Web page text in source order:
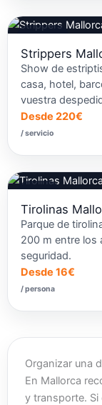
Strippers
Show de
casa, hotel,
vuestra
Desde 220€
/ servicio
Tirolinas
Parque de
200 m entre los
seguridad.
Desde 16€
/ persona
Organizar una
En Mallorca
y transporte. Si